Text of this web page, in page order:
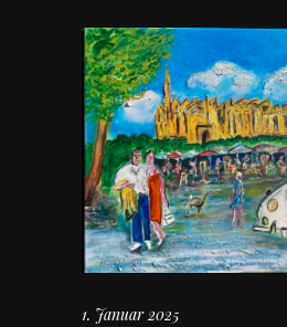
1. Januar 2025